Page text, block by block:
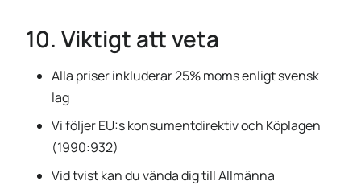
10. Viktigt att veta
Alla priser inkluderar 25% moms enligt svensk
lag
Vi följer EU:s konsumentdirektiv och Köplagen
(1990:932)
Vid tvist kan du vända dig till Allmänna